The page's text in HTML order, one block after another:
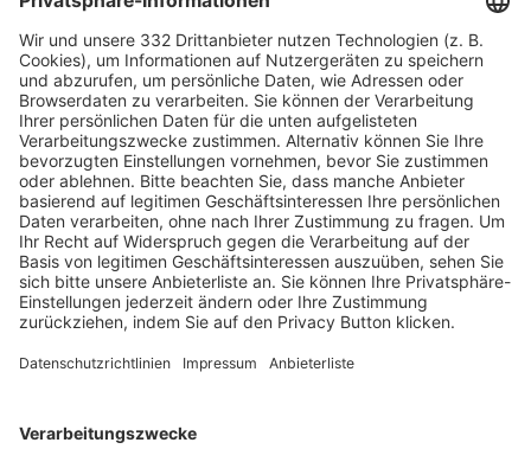
HÄUFIG BESUCHTE SEITEN
Pässe und Vereinswechsel
Trainerausbildung
Schulungsangebot Vereinsmitarbeiter
BFV-Geschäftsstellen
Trainerbörse
Login SpielPlus
FOLGE DEM BFV